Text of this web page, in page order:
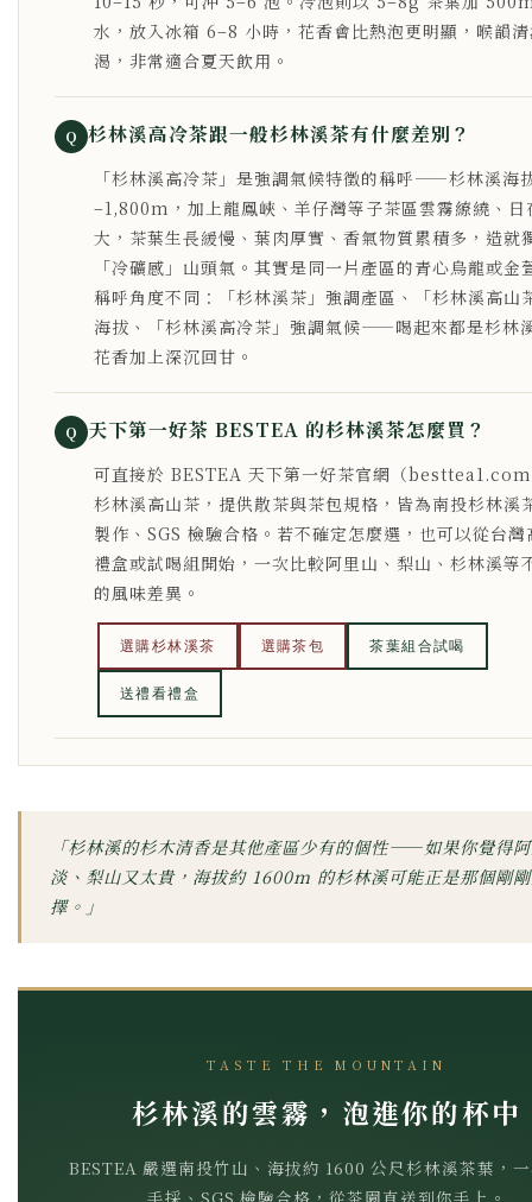
水，放入冰箱 6–8 小時，花香會比熱泡更明顯，喉韻
渴，非常適合夏天飲用。
Q 杉林溪高冷茶跟一般杉林溪茶有什麼差別？
「杉林溪高冷茶」是強調氣候特徵的稱呼——杉林溪海
–1,800m，加上龍鳳峽、羊仔灣等子茶區雲霧繚繞、日
大，茶葉生長緩慢、葉肉厚實、香氣物質累積多，造就
「冷礦感」山頭氣。其實是同一片產區的青心烏龍或金
稱呼角度不同：「杉林溪茶」強調產區、「杉林溪高山
海拔、「杉林溪高冷茶」強調氣候——喝起來都是杉林
花香加上深沉回甘。
Q 天下第一好茶 BESTEA 的杉林溪茶怎麼買？
可直接於 BESTEA 天下第一好茶官網（
杉林溪高山茶，提供散茶與茶包規格，皆為南投杉林溪
製作、SGS 檢驗合格。若不確定怎麼選，也可以從台
禮盒或試喝組開始，一次比較阿里山、梨山、杉林溪等
的風味差異。
選購杉林溪茶 選購茶包 茶葉組合試喝
送禮看禮盒
「杉林溪的杉木清香是其他產區少有的個性——如果你覺得
淡、梨山又太貴，海拔約 1600m 的杉林溪可能正是那個剛
擇。」
TASTE THE MOUNTAIN
杉林溪的雲霧，泡進你的杯中
BESTEA 嚴選南投竹山、海拔約 1600 公尺杉林溪茶葉，
手採、SGS 檢驗合格，從茶園直送到你手上。